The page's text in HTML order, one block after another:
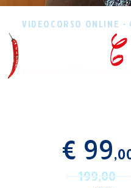
VIDEOCORSO ONLINE -
€ 99
199,00